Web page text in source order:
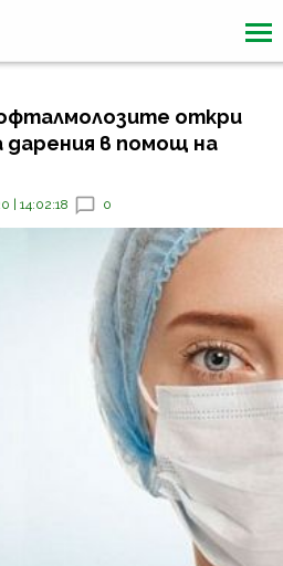
откри
дарения в помощ на
| 14:02:18 0